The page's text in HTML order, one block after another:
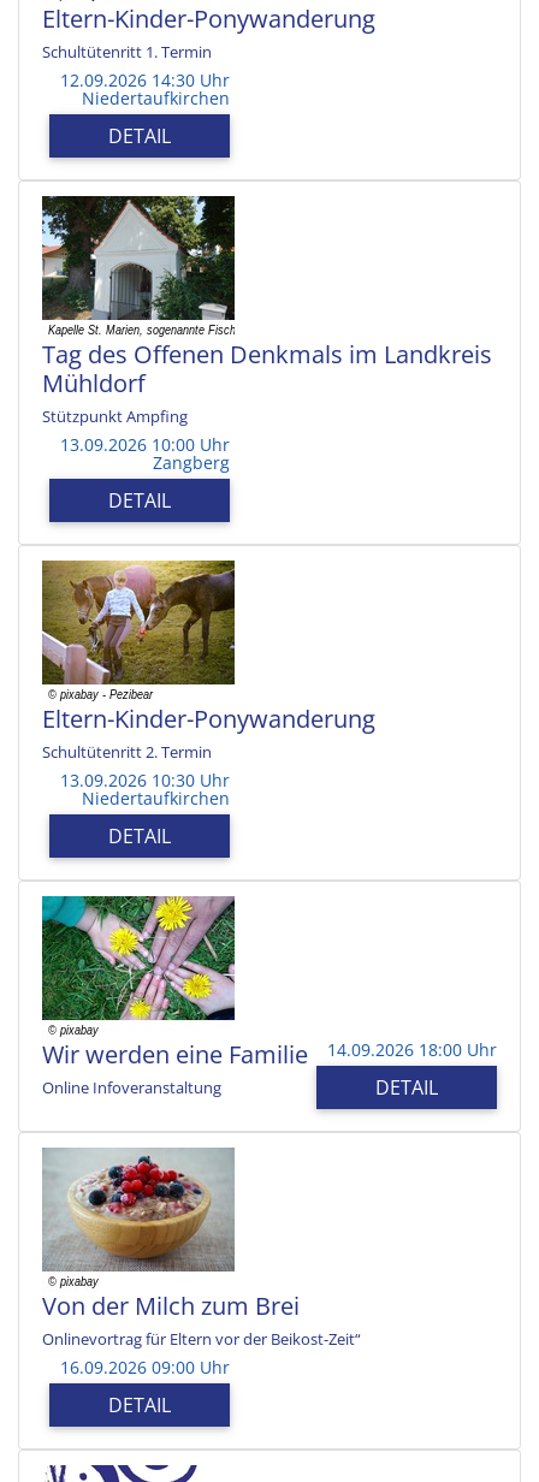
Eltern-Kinder-Ponywanderung
Schultütenritt 1. Termin
12.09.2026 14:30 Uhr
Niedertaufkirchen
DETAIL
Tag des Offenen Denkmals im Landkreis
Mühldorf
Stützpunkt Ampfing
13.09.2026 10:00 Uhr
Zangberg
DETAIL
Eltern-Kinder-Ponywanderung
Schultütenritt 2. Termin
13.09.2026 10:30 Uhr
Niedertaufkirchen
DETAIL
Wir werden eine Familie
Online Infoveranstaltung
14.09.2026 18:00 Uhr
DETAIL
Von der Milch zum Brei
Onlinevortrag für Eltern vor der Beikost-Zeit“
16.09.2026 09:00 Uhr
DETAIL